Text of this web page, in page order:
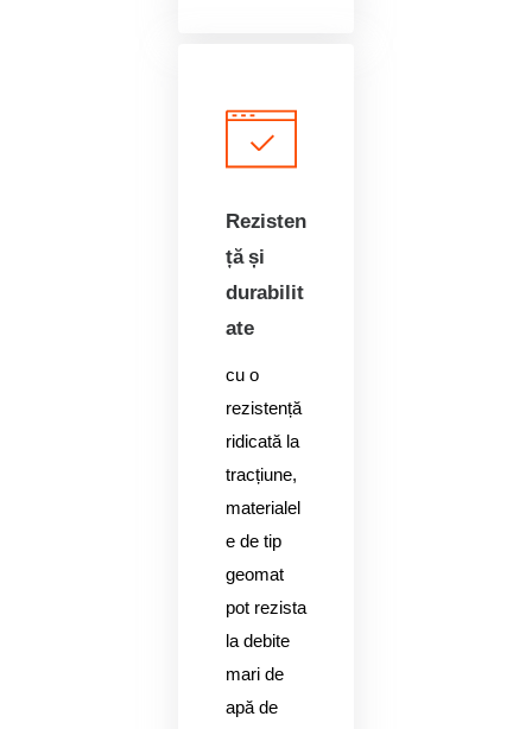
Rezisten
ță și
durabilit
ate
cu o
rezistență
ridicată la
tracțiune,
materialel
e de tip
geomat
pot rezista
la debite
mari de
apă de